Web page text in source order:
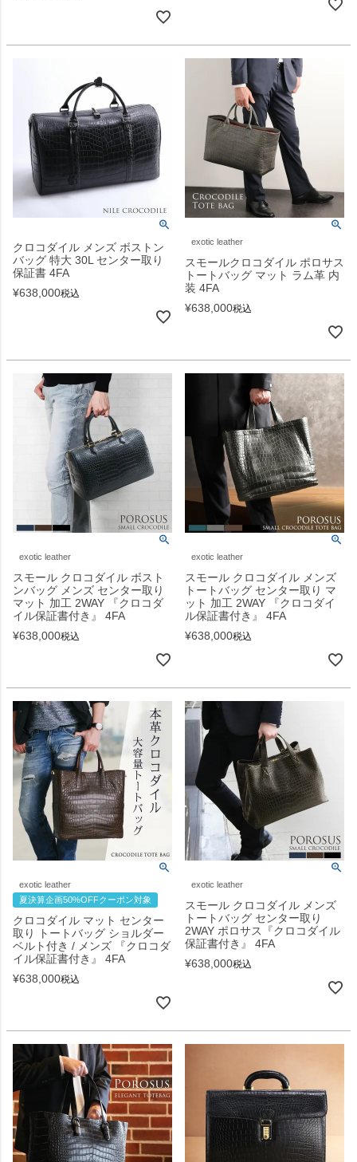
クロコダイル メンズ ボストン
バッグ 特大 30L センター取り
保証書 4FA
¥638,000税込
exotic leather
スモールクロコダイル ポロサス
トートバッグ マット ラム革 内
装 4FA
¥638,000税込
exotic leather
スモール クロコダイル ボスト
ンバッグ メンズ センター取り
マット 加工 2WAY 『クロコダ
イル保証書付き』 4FA
¥638,000税込
exotic leather
スモール クロコダイル メンズ
トートバッグ センター取り マ
ット 加工 2WAY 『クロコダイ
ル保証書付き』 4FA
¥638,000税込
exotic leather
夏決算企画50%OFFクーポン対象
クロコダイル マット センター
取り トートバッグ ショルダー
ベルト付き / メンズ 『クロコダ
イル保証書付き』 4FA
¥638,000税込
exotic leather
スモール クロコダイル メンズ
トートバッグ センター取り
2WAY ポロサス『クロコダイル
保証書付き』 4FA
¥638,000税込